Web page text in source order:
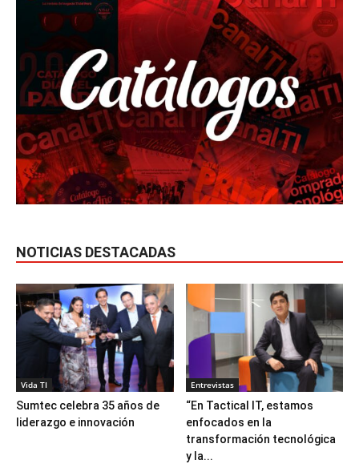
NOTICIAS DESTACADAS
Vida TI
Sumtec celebra 35 años de
liderazgo e innovación
Entrevistas
“En Tactical IT, estamos
enfocados en la
transformación tecnológica
y la...